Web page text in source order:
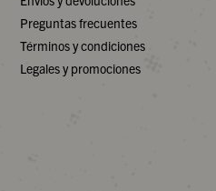
Preguntas frecuentes
Términos y condiciones
Legales y promociones